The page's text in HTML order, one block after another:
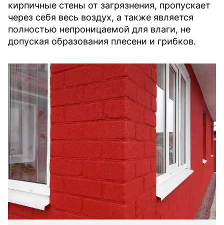
кирпичные стены от загрязнения, пропускает
через себя весь воздух, а также является
полностью непроницаемой для влаги, не
допуская образования плесени и грибков.